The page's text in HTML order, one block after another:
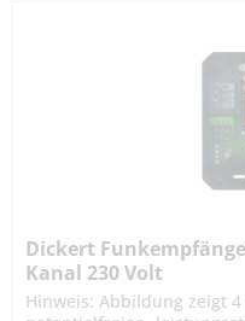
Dickert
Kanal 230 Volt
Hinweis: Abbildung zeigt